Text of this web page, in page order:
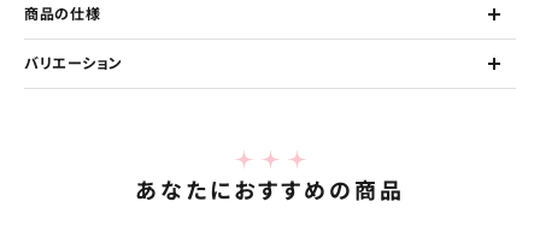
商品の仕様
バリエーション
あなたにおすすめの商品